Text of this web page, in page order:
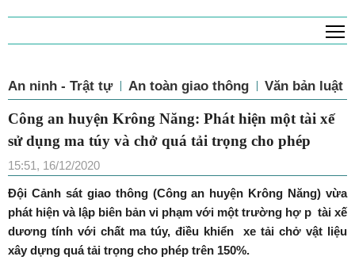
An ninh - Trật tự An toàn giao thông Văn bản luật
Công an huyện Krông Năng: Phát hiện một tài xế
sử dụng ma túy và chở quá tải trọng cho phép
15:51, 16/12/2020
Đội Cảnh sát giao thông (Công an huyện Krông Năng) vừa
phát hiện và lập biên bản vi phạm với một trường hợ p tài xế
dương tính với chất ma túy, điều khiển
xe tải chở vật liệu
xây dựng quá tải trọng cho phép trên 150%.